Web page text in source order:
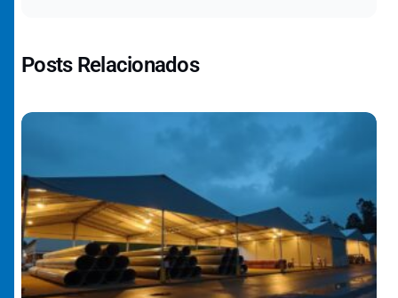
Posts Relacionados